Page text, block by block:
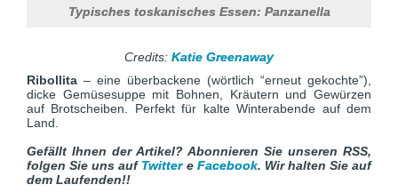
Typisches toskanisches Essen: Panzanella
Credits: Katie Greenaway
Ribollita – eine überbackene (wörtlich “erneut gekochte”),
dicke Gemüsesuppe mit Bohnen, Kräutern und Gewürzen
auf Brotscheiben. Perfekt für kalte Winterabende auf dem
Land.
Gefällt Ihnen der Artikel? Abonnieren Sie unseren RSS,
folgen Sie uns auf Twittere Facebook. Wir halten Sie auf
dem Laufenden!!